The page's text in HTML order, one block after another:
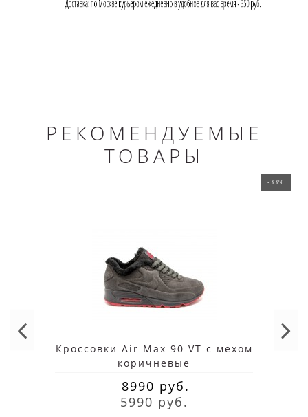
РЕКОМЕНДУЕМЫЕ
ТОВАРЫ
-33%
Кроссовки Air Max 90 VT с мехом
коричневые
8990 руб.
5990 руб.